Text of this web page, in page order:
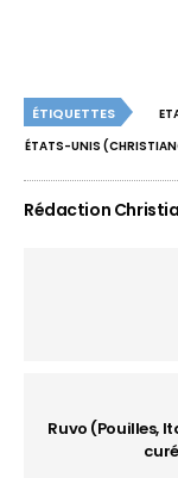
ÉTIQUETTES
ÉTATS-UNIS
Rédaction
Ruvo (Pouilles,